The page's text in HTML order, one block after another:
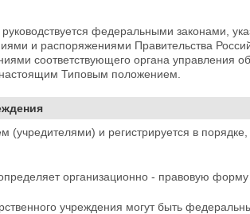
федеральными законами,
и распоряжениями Правительства
соответствующего органа управления
Типовым положением.
(учредителями) и регистрируется в
организационно - правовую форму
учреждения могут быть